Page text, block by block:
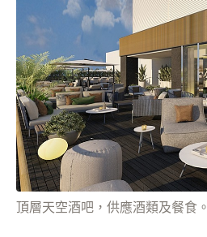
頂層天空酒吧，供應酒類及餐食。